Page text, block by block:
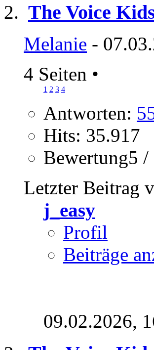
The Voice
Melanie -
4 Seiten •
1 2 3 4
Antworten:
Hits: 35.917
Bewertung5 /
Letzter Beitrag
j_easy
Profil
Beiträge
09.02.2026,